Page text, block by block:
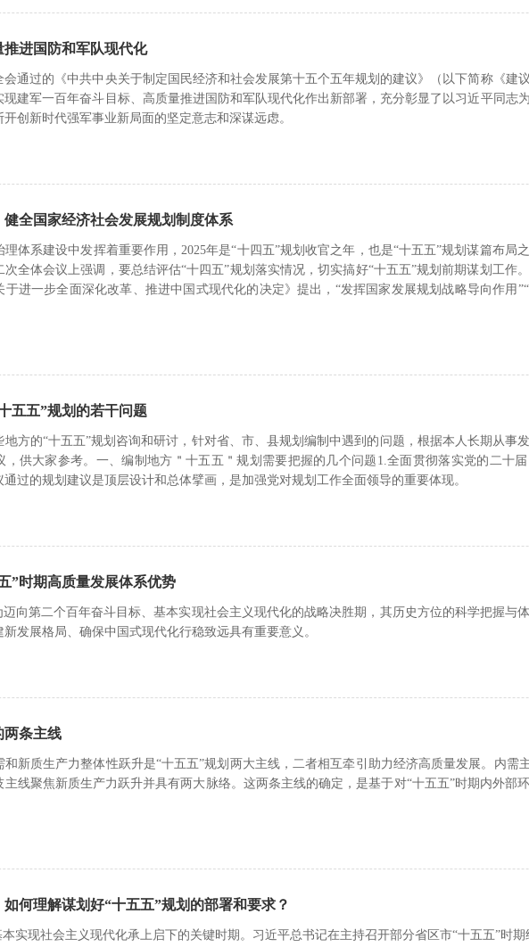
进国防和军队现代化
会通过的《中共中央关于制定国民经济和社会发展第十五个五年规划的建议》（以下简称《建
现建军一百年奋斗目标、高质量推进国防和军队现代化作出新部署，充分彰显了以习近平同志
创新时代强军事业新局面的坚定意志和深谋远虑。
健全国家经济社会发展规划制度体系
体系建设中发挥着重要作用，2025年是“十四五”规划收官之年，也是“十五五”规划谋篇布局
全体会议上强调，要总结评估“十四五”规划落实情况，切实搞好“十五五”规划前期谋划工作
于进一步全面深化改革、推进中国式现代化的决定》提出，“发挥国家发展规划战略导向作用
五五”规划的若干问题
地方的“十五五”规划咨询和研讨，针对省、市、县规划编制中遇到的问题，根据本人长期从事
，供大家参考。一、编制地方＂十五五＂规划需要把握的几个问题1.全面贯彻落实党的二十
过的规划建议是顶层设计和总体擘画，是加强党对规划工作全面领导的重要体现。
”时期高质量发展体系优势
迈向第二个百年奋斗目标、基本实现社会主义现代化的战略决胜期，其历史方位的科学把握与
发展格局、确保中国式现代化行稳致远具有重要意义。
两条主线
新质生产力整体性跃升是“十五五”规划两大主线，二者相互牵引助力经济高质量发展。内需
主线聚焦新质生产力跃升并具有两大脉络。这两条主线的确定，是基于对“十五五”时期内外部
何理解谋划好“十五五”规划的部署和要求？
本实现社会主义现代化承上启下的关键时期。习近平总书记在主持召开部分省区市“十五五”时